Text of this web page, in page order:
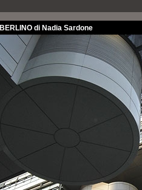
BERLINO di Nadia Sardone